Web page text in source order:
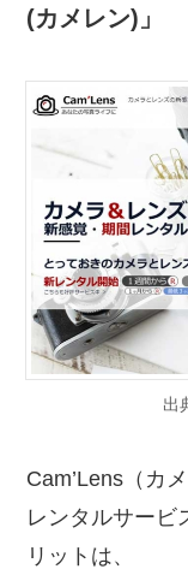
(カメレン)」
出
Cam’Lens（カ
レンタルサービ
リットは、